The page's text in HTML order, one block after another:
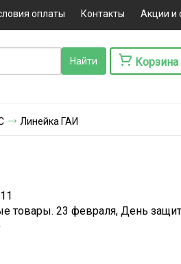
оплаты Контакты Акции и
Корзина
Линейка ГАИ
товары. 23 февраля, День